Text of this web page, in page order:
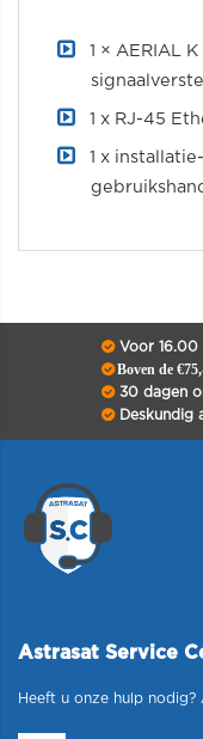
1 × AERIAL
1 x RJ-45
1 x
Voor 16.00
Boven de
30 dagen
Deskundig
Astrasat Service
Heeft u onze hulp